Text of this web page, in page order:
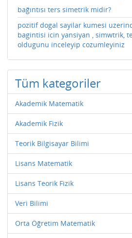
bağıntısı ters simetrik midir?
pozitif dogal sayilar kumesi
bagintisi icin yansiyan , simwtrik,
oldugunu inceleyip cozumleyiniz
Tüm kategoriler
Akademik Matematik
Akademik Fizik
Teorik Bilgisayar Bilimi
Lisans Matematik
Lisans Teorik Fizik
Veri Bilimi
Orta Öğretim Matematik